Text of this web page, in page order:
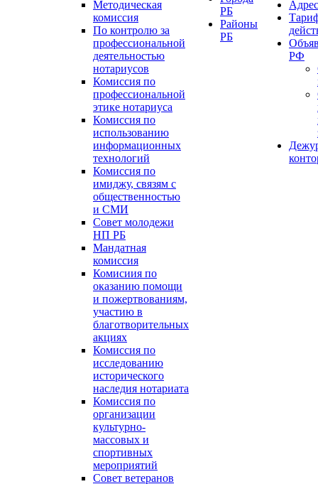
Методическая
комиссия
По контролю за
профессиональной
деятельностью
нотариусов
Комиссия по
профессиональной
этике нотариуса
Комиссия по
использованию
информационных
технологий
Комиссия по
имиджу, связям с
общественностью
и СМИ
Совет молодежи
НП РБ
Мандатная
комиссия
Комисиия по
оказанию помощи
и пожертвованиям,
участию в
благотворительных
акциях
Комиссия по
исследованию
исторического
наследия нотариата
Комиссия по
организации
культурно-
массовых и
спортивных
мероприятий
Совет ветеранов
РБ
Районы
РБ
РФ